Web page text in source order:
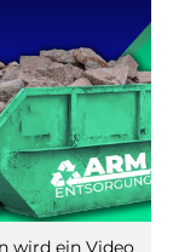
wird ein Video